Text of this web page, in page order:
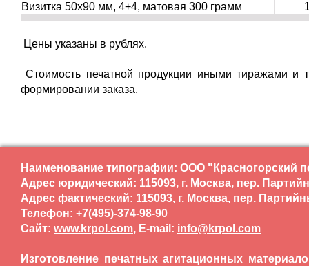
Визитка 50х90 мм, 4+4, матовая 300 грамм
Цены указаны в рублях.
Стоимость печатной продукции иными тиражами и
формировании заказа.
Наименование типографии: ООО "Красногорский
Адрес юридический: 115093, г. Москва, пер.
Адрес фактический: 115093, г. Москва, пер.
Телефон: +7(495)-374-98-90
Сайт: www.krpol.com, E-mail: info@krpol.com
Изготовление печатных агитационных